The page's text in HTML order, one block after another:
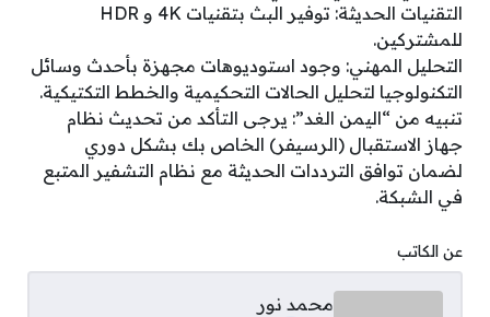
التقنيات الحديثة: توفير البث بتقنيات 4K و HDR
للمشتركين.
التحليل المهني: وجود استوديوهات مجهزة بأحدث وسائل
التكنولوجيا لتحليل الحالات التحكيمية والخطط التكتيكية.
تنبيه من “اليمن الغد”: يرجى التأكد من تحديث نظام
جهاز الاستقبال (الرسيفر) الخاص بك بشكل دوري
لضمان توافق الترددات الحديثة مع نظام التشفير المتبع
في الشبكة.
عن الكاتب
محمد نور